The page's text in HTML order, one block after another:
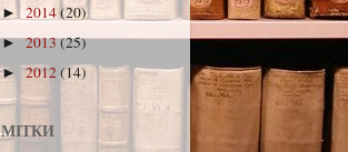
► 2014(20)
►2013(25)
►2012(14)
МІТКИ